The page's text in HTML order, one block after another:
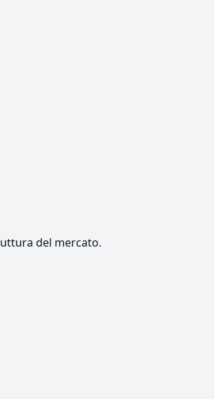
del mercato.